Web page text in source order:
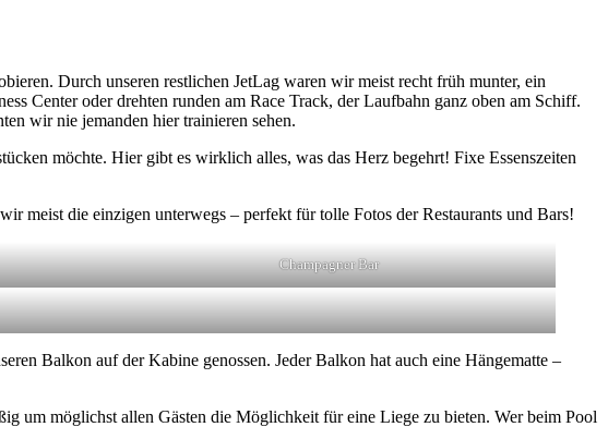
Durch unseren restlichen JetLag waren wir meist recht früh munter, ein
Center oder drehten runden am Race Track, der Laufbahn ganz oben am Schiff.
wir nie jemanden hier trainieren sehen.
möchte. Hier gibt es wirklich alles, was das Herz begehrt! Fixe Essenszeiten
meist die einzigen unterwegs – perfekt für tolle Fotos der Restaurants und Bars!
Champagner Bar
Balkon auf der Kabine genossen. Jeder Balkon hat auch eine Hängematte –
um möglichst allen Gästen die Möglichkeit für eine Liege zu bieten. Wer beim Pool